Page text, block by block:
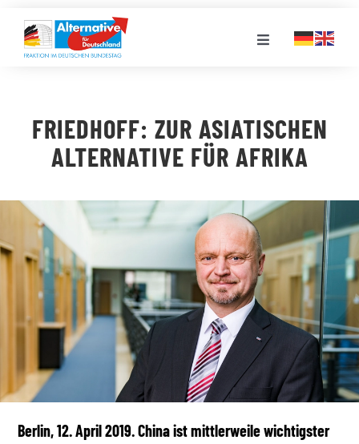
Inhalt
springen
Toggle
LANDESGRUPPEN
VERANSTALTUNGEN
PRESSE
STELLENPORTAL
MEDIATHEK
FRIEDHOFF: ZUR ASIATISCHEN
ALTERNATIVE FÜR AFRIKA
Berlin, 12. April 2019. China ist mittlerweile wichtigster